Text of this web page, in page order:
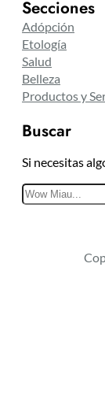
Secciones
Adópción
Etología
Salud
Belleza
Productos y
Buscar
Si necesitas